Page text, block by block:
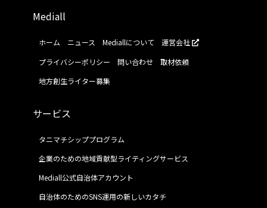
Mediall
ホーム ニュース Mediallについて
運営会社
プライバシーポリシー
問い合わせ
取材依頼
地方創生ライター募集
サービス
タニマチシッププログラム
企業のための地域貢献型ライティングサービス
Mediall公式自治体アカウント
自治体のためのSNS運用の新しいカタチ